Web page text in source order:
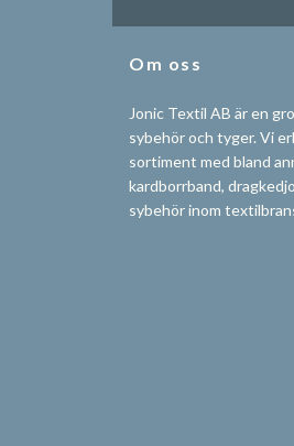
Om oss
Jonic Textil AB är en
sybehör och tyger. Vi
sortiment med bland
kardborrband,
sybehör inom